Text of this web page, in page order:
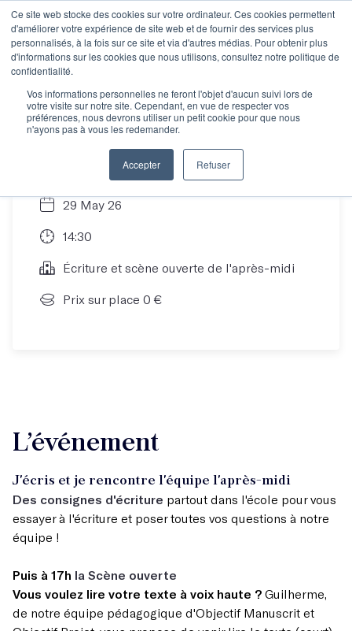
Ce site web stocke des cookies sur votre ordinateur. Ces cookies permettent
d'améliorer votre expérience de site web et de fournir des services plus
personnalisés, à la fois sur ce site et via d'autres médias. Pour obtenir plus
d'informations sur les cookies que nous utilisons, consultez notre politique de
confidentialité.
Vos informations personnelles ne feront l'objet d'aucun suivi lors de
votre visite sur notre site. Cependant, en vue de respecter vos
préférences, nous devrons utiliser un petit cookie pour que nous
n'ayons pas à vous les redemander.
Accepter Refuser
La Journée Portes
Ouvertes du 29 mai
29 May 26
14:30
Écriture et scène ouverte de l'après-midi
Prix sur place 0 €
L’événement
J'écris et je rencontre l'équipe l'après-midi
Des consignes d'écriture partout dans l'école pour vous
essayer à l'écriture et poser toutes vos questions à notre
équipe !
Puis à 17h la Scène ouverte
Vous voulez lire votre texte à voix haute ? Guilherme,
de notre équipe pédagogique d'Objectif Manuscrit et